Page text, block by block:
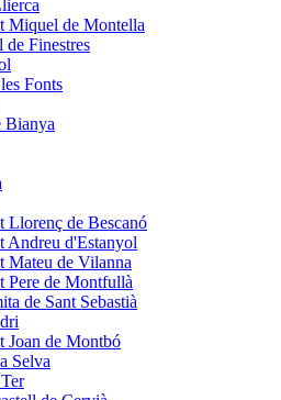
Miquel de Montella
de Finestres
Fonts
Bianya
Llorenç de Bescanó
Andreu d'Estanyol
Mateu de Vilanna
Pere de Montfullà
de Sant Sebastià
Joan de Montbó
Selva